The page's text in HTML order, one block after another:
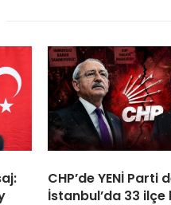
CHP’de YENİ Parti
İstanbul’da 33 ilçe